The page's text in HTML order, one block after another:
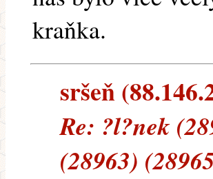
kraňka.
sršeň
Re: ?l?nek
(28963)